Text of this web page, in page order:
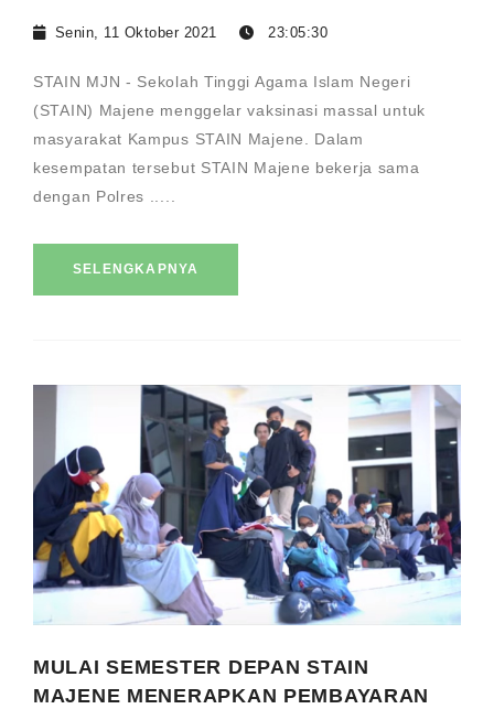
Senin, 11 Oktober 2021 23:05:30
STAIN MJN - Sekolah Tinggi Agama Islam Negeri
(STAIN) Majene menggelar vaksinasi massal untuk
masyarakat Kampus STAIN Majene. Dalam
kesempatan tersebut STAIN Majene bekerja sama
dengan Polres .....
SELENGKAPNYA
MULAI SEMESTER DEPAN STAIN
MAJENE MENERAPKAN PEMBAYARAN